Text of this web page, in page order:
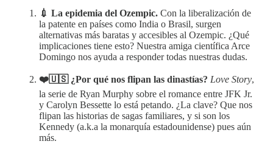
💉 La epidemia del Ozempic. Con la liberalización de
la patente en países como India o Brasil, surgen
alternativas más baratas y accesibles al Ozempic. ¿Qué
implicaciones tiene esto? Nuestra amiga científica Arce
Domingo nos ayuda a responder todas nuestras dudas.
❤️🇺🇸 ¿Por qué nos flipan las dinastías? Love Story,
la serie de Ryan Murphy sobre el romance entre JFK Jr.
y Carolyn Bessette lo está petando. ¿La clave? Que nos
flipan las historias de sagas familiares, y si son los
Kennedy (a.k.a la monarquía estadounidense) pues aún
más.